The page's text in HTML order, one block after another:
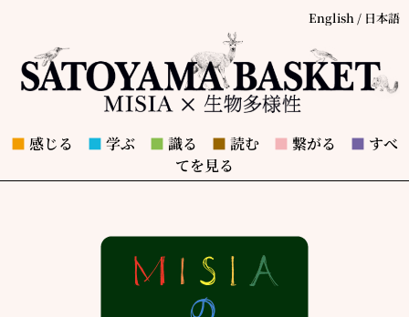
English / 日本語
■ 感じる ■ 学ぶ ■ 識る ■ 読む ■ 繋がる ■ すべ
てを見る